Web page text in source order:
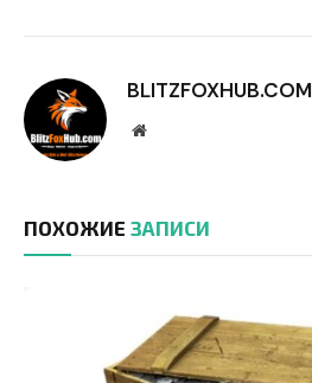
BLITZFOXHUB.COM
Website
ПОХОЖИЕ ЗАПИСИ